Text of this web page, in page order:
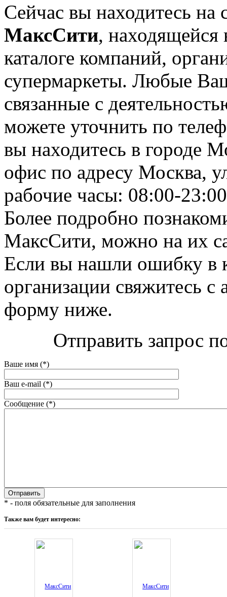
Сейчас вы находитесь на
МаксСити,
каталоге компаний,
супермаркеты. Любые
связанные с
можете уточнить по
вы находитесь в городе
офис по адресу Москва,
рабочие часы: 08:00-
Более подробно
МаксСити, можно на их
Если вы нашли ошибку в
организации свяжитесь
форму ниже.
Отправить запрос
Ваше имя (*)
Ваш e-mail (*)
Сообщение (*)
* - поля обязательные для заполнения
Также вам будет интересно: